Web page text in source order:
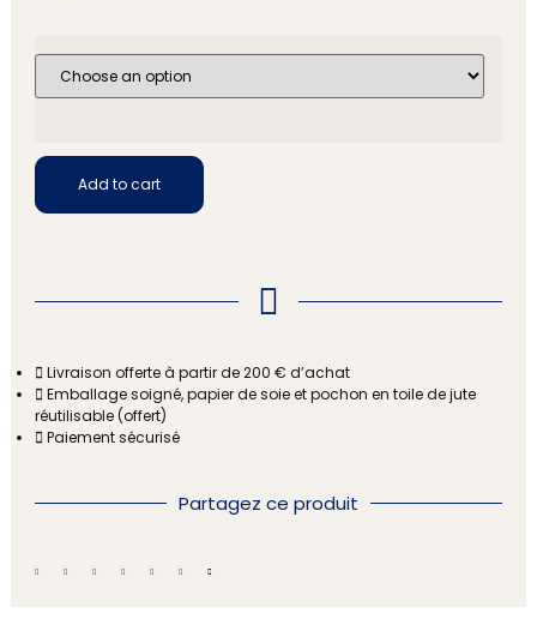
Add to cart
Livraison offerte à partir de 200 € d’achat
Emballage soigné, papier de soie et pochon en toile de jute
réutilisable (offert)
Paiement sécurisé
Partagez ce produit